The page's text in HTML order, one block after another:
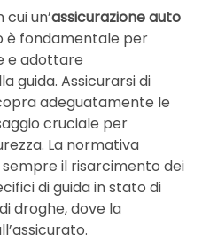
un’assicurazione auto
è fondamentale per
e adottare
guida. Assicurarsi di
adeguatamente le
cruciale per
La normativa
il risarcimento dei
di guida in stato di
droghe, dove la